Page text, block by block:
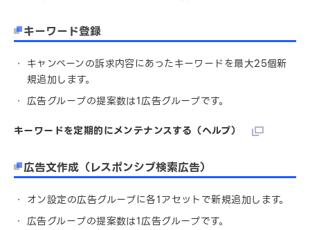
キーワード登録
キャンペーンの訴求内容にあったキーワードを最大25個新
規追加します。
広告グループの提案数は1広告グループです。
キーワードを定期的にメンテナンスする（ヘルプ）
広告文作成（レスポンシブ検索広告）
オン設定の広告グループに各1アセットで新規追加します。
広告グループの提案数は1広告グループです。